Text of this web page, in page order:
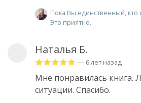
Пока Вы единственный,
Это приятно.
Наталья Б.
— 6 лет назад
Мне понравилась
ситуации. Спасибо.